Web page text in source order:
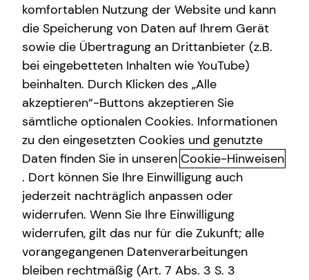
Verantwortlicher im Sinne des § 18 Abs. 2
MStV
Thomas Eden
Am Stadtpark 35
26871 Papenburg
Erlaubnis nach § 34d GewO​
Aufsichtsbehörde:
IHK für Ostfriesland und Papenburg
Ringstraße 4
26721 Emden
komfortablen Nutzung der Website und kann
die Speicherung von Daten auf Ihrem Gerät
sowie die Übertragung an Drittanbieter (z.B.
bei eingebetteten Inhalten wie YouTube)
beinhalten. Durch Klicken des „Alle
akzeptieren“-Buttons akzeptieren Sie
sämtliche optionalen Cookies. Informationen
zu den eingesetzten Cookies und genutzte
Daten finden Sie in unseren Cookie-Hinweisen
. Dort können Sie Ihre Einwilligung auch
jederzeit nachträglich anpassen oder
widerrufen. Wenn Sie Ihre Einwilligung
widerrufen, gilt das nur für die Zukunft; alle
vorangegangenen Datenverarbeitungen
bleiben rechtmäßig (Art. 7 Abs. 3 S. 3